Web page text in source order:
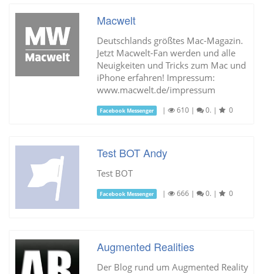
Macwelt
Deutschlands größtes Mac-Magazin.
Jetzt Macwelt-Fan werden und alle
Neuigkeiten und Tricks zum Mac und
iPhone erfahren! Impressum:
www.macwelt.de/impressum
Facebook Messenger | 610 | 0. | 0
Test BOT Andy
Test BOT
Facebook Messenger | 666 | 0. | 0
Augmented Realities
Der Blog rund um Augmented Reality